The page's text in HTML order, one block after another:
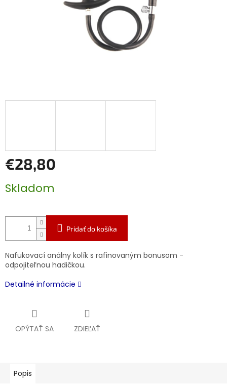
€28,80
cena:
Skladom
Pridať do košíka
Nafukovací análny kolík s rafinovaným bonusom -
odpojiteľnou hadičkou.
Detailné informácie
OPÝTAŤ SA ZDIEĽAŤ
Popis